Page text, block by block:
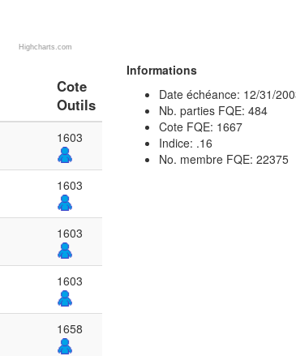
Highcharts.com
Cote
Outils
1603
1603
1603
1603
1658
Informations
Date échéance: 12/31/
Nb. parties FQE: 484
Cote FQE: 1667
Indice: .16
No. membre FQE: 22375